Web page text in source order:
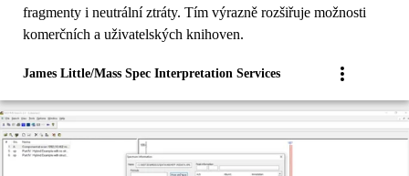
fragmenty i neutrální ztráty. Tím výrazně rozšiřuje možnosti
komerčních a uživatelských knihoven.
James Little/Mass Spec Interpretation Services